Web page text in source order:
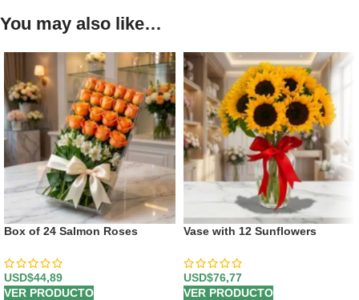
You may also like…
Box of 24 Salmon Roses
USD$44,89
VER PRODUCTO
Vase with 12 Sunflowers
USD$76,77
VER PRODUCTO